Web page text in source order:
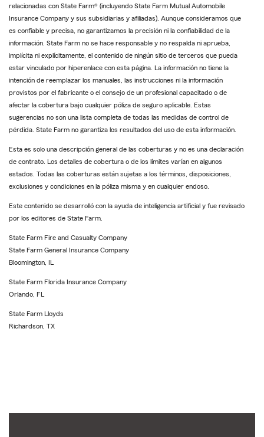
relacionadas con State Farm® (incluyendo State Farm Mutual Automobile
Insurance Company y sus subsidiarias y afiliadas). Aunque consideramos que
es confiable y precisa, no garantizamos la precisión ni la confiabilidad de la
información. State Farm no se hace responsable y no respalda ni aprueba,
implícita ni explícitamente, el contenido de ningún sitio de terceros que pueda
estar vinculado por hiperenlace con esta página. La información no tiene la
intención de reemplazar los manuales, las instrucciones ni la información
provistos por el fabricante o el consejo de un profesional capacitado o de
afectar la cobertura bajo cualquier póliza de seguro aplicable. Estas
sugerencias no son una lista completa de todas las medidas de control de
pérdida. State Farm no garantiza los resultados del uso de esta información.
Esta es solo una descripción general de las coberturas y no es una declaración
de contrato. Los detalles de cobertura o de los límites varían en algunos
estados. Todas las coberturas están sujetas a los términos, disposiciones,
exclusiones y condiciones en la póliza misma y en cualquier endoso.
Este contenido se desarrolló con la ayuda de inteligencia artificial y fue revisado
por los editores de State Farm.
State Farm Fire and Casualty Company
State Farm General Insurance Company
Bloomington, IL
State Farm Florida Insurance Company
Orlando, FL
State Farm Lloyds
Richardson, TX